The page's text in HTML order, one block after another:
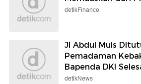
detikFinance
Jl Abdul Muis
Pemadaman
Bapenda DKI
detikNews